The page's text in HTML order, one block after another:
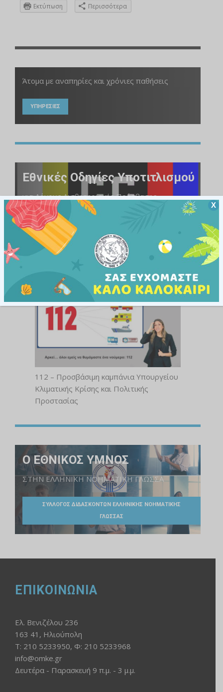
Εκτύπωση
Περισσότερα
Άτομα με αναπηρίες και χρόνιες παθήσεις
ΥΠΗΡΕΣΙΕΣ
Εθνικές Οδηγίες Υποτιτλισμού
για Λόγους Αισθητηριακής Πρόσβασης
ΕΛΛΗΝΙΚΗ ΤΗΛΕΟΡΑΣΗ
112 – Προσβάσιμη καμπάνια Υπουργείου
Κλιματικής Κρίσης και Πολιτικής
Προστασίας
Ο ΕΘΝΙΚΟΣ ΥΜΝΟΣ
ΣΤΗΝ ΕΛΛΗΝΙΚΗ ΝΟΗΜΑΤΙΚΗ ΓΛΩΣΣΑ
ΣΥΛΛΟΓΟΣ ΔΙΔΑΣΚΟΝΤΩΝ ΕΛΛΗΝΙΚΗΣ ΝΟΗΜΑΤΙΚΗΣ
ΓΛΩΣΣΑΣ
ΕΠΙΚΟΙΝΩΝΙΑ
Ελ. Βενιζέλου 236
163 41, Ηλιούπολη
Τ: 210 5233950, Φ: 210 5233968
info@omke.gr
Δευτέρα - Παρασκευή 9 π.μ. - 3 μ.μ.
Χ